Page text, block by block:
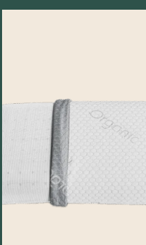
Szybki podgląd